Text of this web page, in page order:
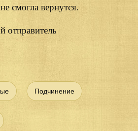
смогла вернутся.
отправитель
Подчинение